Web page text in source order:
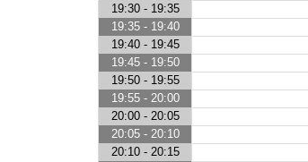
19:30 - 19:35
19:35 - 19:40
19:40 - 19:45
19:45 - 19:50
19:50 - 19:55
19:55 - 20:00
20:00 - 20:05
20:05 - 20:10
20:10 - 20:15